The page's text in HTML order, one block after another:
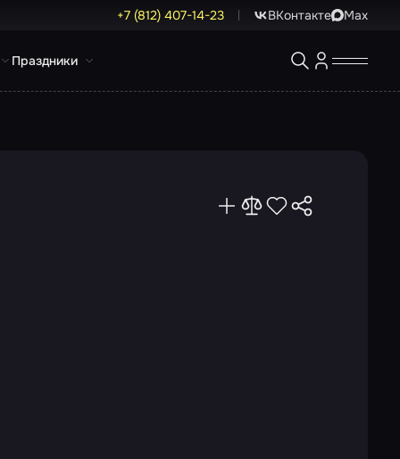
+7 (812) 407-14-23 ВКонтакте Max
Праздники